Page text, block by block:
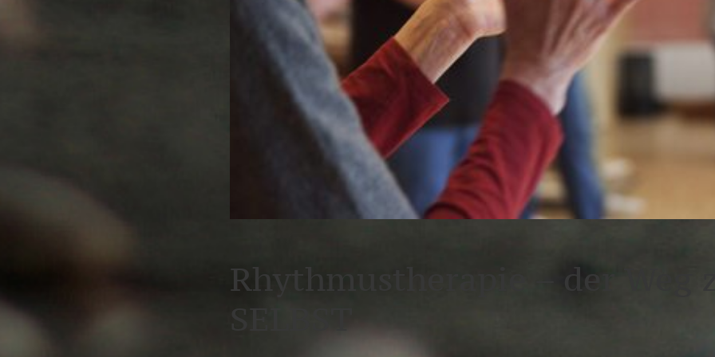
Rhythmustherapie – der Weg
SELBST